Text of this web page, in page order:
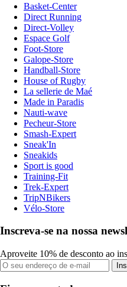
Basket-Center
Direct Running
Direct-Volley
Espace Golf
Foot-Store
Galope-Store
Handball-Store
House of Rugby
La sellerie de Maé
Made in Paradis
Nauti-wave
Pecheur-Store
Smash-Expert
Sneak'In
Sneakids
Sport is good
Training-Fit
Trek-Expert
TripNBikers
Vélo-Store
Inscreva-se na nossa
Aproveite 10% de desconto ao